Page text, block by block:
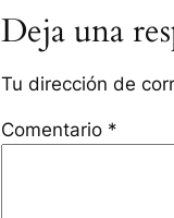
Deja una
Tu dirección de
Comentario *